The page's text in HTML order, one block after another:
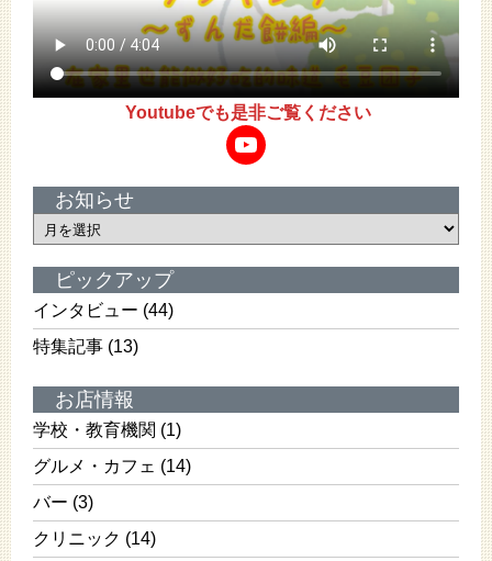
Youtubeでも是非ご覧ください
YouTube
お知らせ
お
知
ら
せ
ピックアップ
インタビュー (44)
特集記事 (13)
お店情報
学校・教育機関 (1)
グルメ・カフェ (14)
バー (3)
クリニック (14)